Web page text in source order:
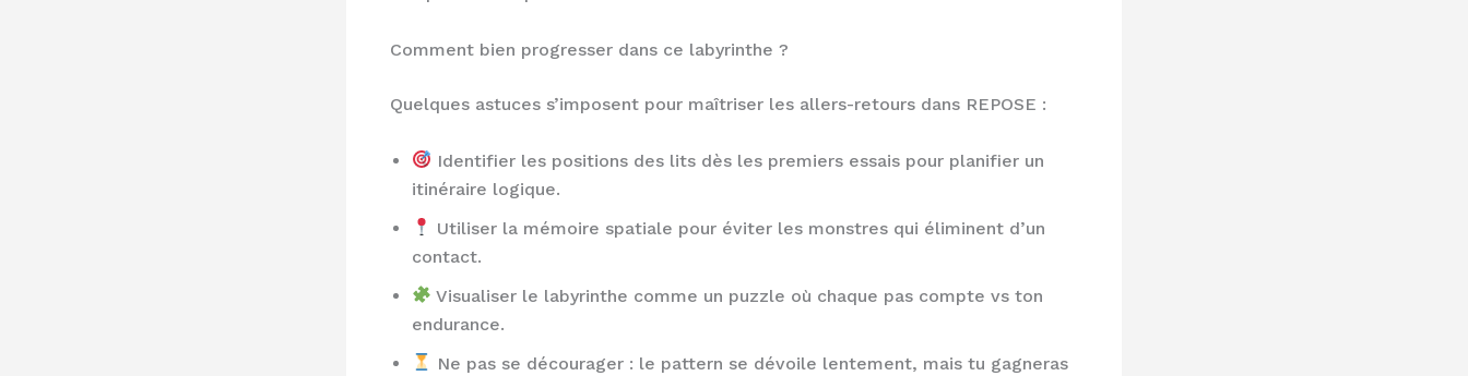
Comment bien progresser dans ce labyrinthe ?
Quelques astuces s’imposent pour maîtriser les allers-retours dans REPOSE :
Identifier les positions des lits dès les premiers essais pour planifier un
itinéraire logique.
Utiliser la mémoire spatiale pour éviter les monstres qui éliminent d’un
contact.
Visualiser le labyrinthe comme un puzzle où chaque pas compte vs ton
endurance.
Ne pas se décourager : le pattern se dévoile lentement, mais tu gagneras